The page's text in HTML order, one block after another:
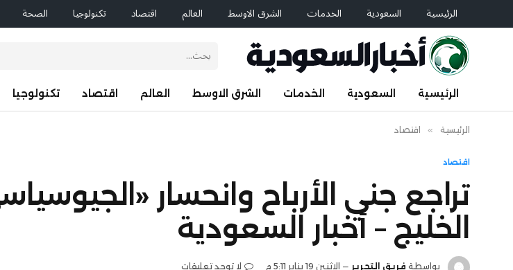
الرئيسية السعودية الخدمات الشرق الاوسط العالم اقتصاد تكنولوجيا الصحة
الرئيسية السعودية الخدمات الشرق الاوسط العالم اقتصاد تكنولوجيا
الرئيسية » اقتصاد
اقتصاد
تراجع جني الأرباح وانحسار
الخليج – أخبار السعودية
بواسطة فريق التحرير الإثنين 19 يناير 5:11 م لا توجد تعليقات